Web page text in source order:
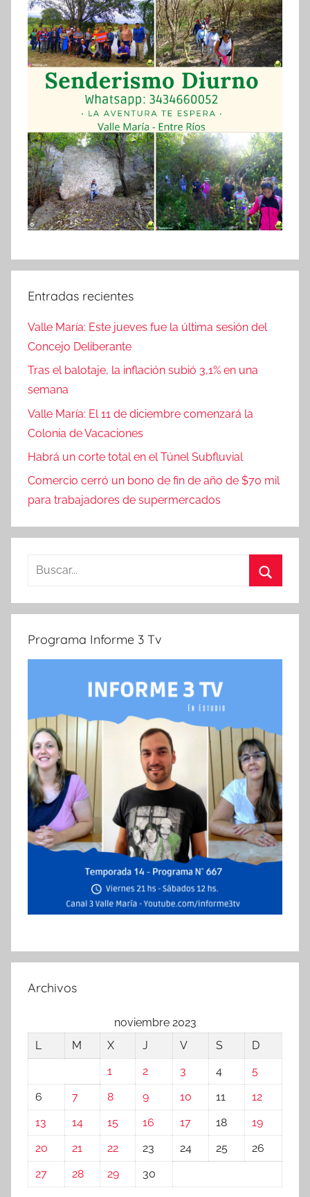
Entradas recientes
Valle María: Este jueves fue la última sesión del
Concejo Deliberante
Tras el balotaje, la inflación subió 3,1% en una
semana
Valle María: El 11 de diciembre comenzará la
Colonia de Vacaciones
Habrá un corte total en el Túnel Subfluvial
Comercio cerró un bono de fin de año de $70 mil
para trabajadores de supermercados
Buscar:
Programa Informe 3 Tv
Archivos
noviembre 2023
L
M X J V S
D
1
2 3 4
5
6
7 8 9 10 11
12
13
14 15 16 17 18
19
20
21 22 23 24 25
26
27
28 29 30